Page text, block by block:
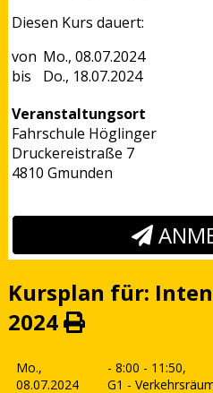
Diesen Kurs dauert:
Mo., 08.07.2024
Do., 18.07.2024
Veranstaltungsort
Fahrschule Höglinger
Druckereistraße 7
4810 Gmunden
Kursplan für:
2024
Mo.,
08.07.2024
- 8:00 - 11:50,
G1 -